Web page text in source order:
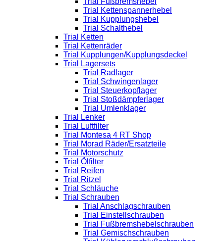
Trial Kettenspannerhebel
Trial Kupplungshebel
Trial Schalthebel
Trial Ketten
Trial Kettenräder
Trial Kupplungen/Kupplungsdeckel
Trial Lagersets
Trial Radlager
Trial Schwingenlager
Trial Steuerkopflager
Trial Stoßdämpferlager
Trial Umlenklager
Trial Lenker
Trial Luftfilter
Trial Montesa 4 RT Shop
Trial Morad Räder/Ersatzteile
Trial Motorschutz
Trial Ölfilter
Trial Reifen
Trial Ritzel
Trial Schläuche
Trial Schrauben
Trial Anschlagschrauben
Trial Einstellschrauben
Trial Fußbremshebelschrauben
Trial Gemischschrauben